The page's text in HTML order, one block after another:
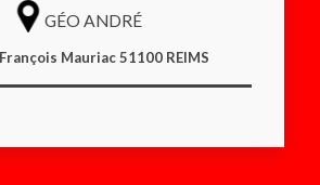
GÉO ANDRÉ
Mauriac 51100 REIMS